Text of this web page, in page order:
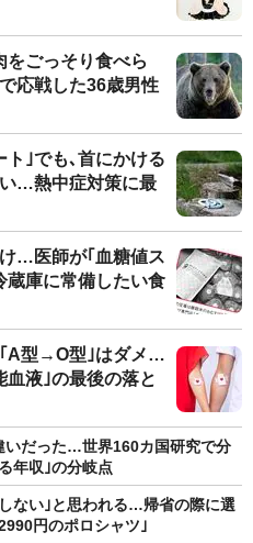
をごっそり食べら
応戦した36歳男性
｣でも､首にかける
…熱中症対策に最
…医師が｢血糖値ス
蔵庫に常備したい食
A型→O型｣はダメ…
液｣の最後の落と
いだった…世界160カ国研究で分
年収｣の分岐点
ない｣と思われる…帰省の際に選
円のポロシャツ｣